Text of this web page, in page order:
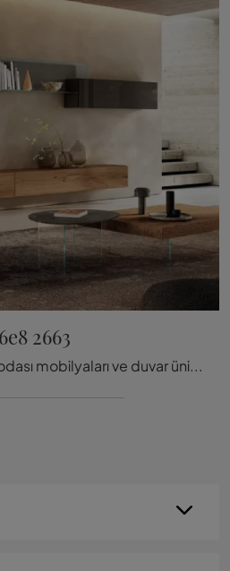
2663
Eğer modern oturma odası mobilyaları ve duvar üniteleri istiyorsanız, Lago'nun 36e8 2663 modelini seç